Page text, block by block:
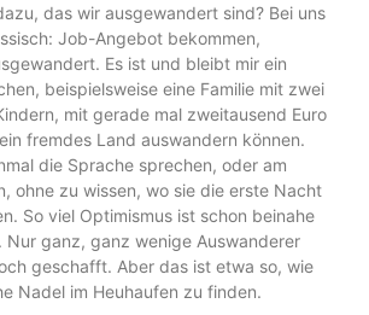
das wir ausgewandert sind? Bei uns
Job-Angebot bekommen,
Es ist und bleibt mir ein
beispielsweise eine Familie mit zwei
mit gerade mal zweitausend Euro
fremdes Land auswandern können.
die Sprache sprechen, oder am
ohne zu wissen, wo sie die erste Nacht
So viel Optimismus ist schon beinahe
Nur ganz, ganz wenige Auswanderer
geschafft. Aber das ist etwa so, wie
Nadel im Heuhaufen zu finden.